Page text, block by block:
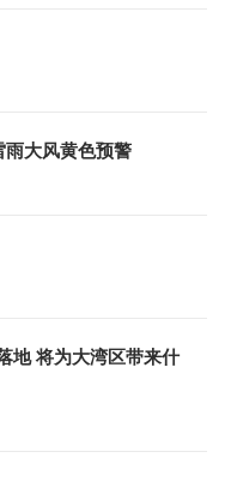
雨大风黄色预警
地 将为大湾区带来什